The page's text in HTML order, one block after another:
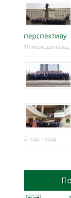
перспективу
10 месяцев назад
2 года назад